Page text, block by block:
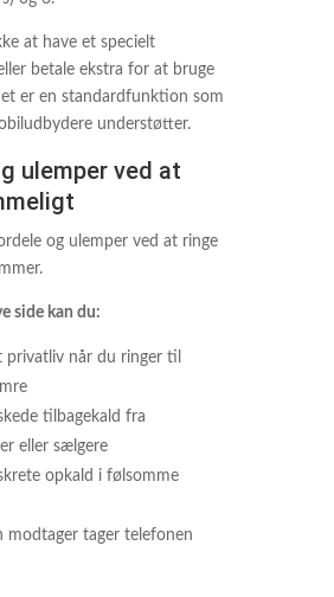
at have et specielt
betale ekstra for at bruge
er en standardfunktion som
understøtter.
ulemper ved at
og ulemper ved at ringe
side kan du:
privatliv når du ringer til
tilbagekald fra
eller sælgere
opkald i følsomme
modtager tager telefonen